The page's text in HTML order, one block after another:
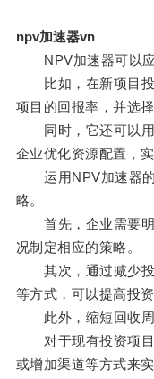
npv加速器vn
NPV加速器可以应
比如，在新项目投
项目的回报率，并选
同时，它还可以用
企业优化资源配置，
运用NPV加速器的
略。
首先，企业需要明
况制定相应的策略。
其次，通过减少投
等方式，可以提高投
此外，缩短回收周
对于现有投资项目
或增加渠道等方式来